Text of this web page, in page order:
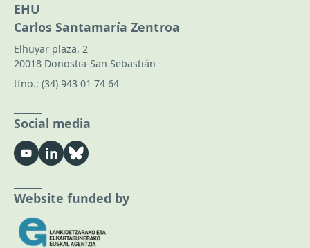
EHU
Carlos Santamaría Zentroa
Elhuyar plaza, 2
20018 Donostia-San Sebastián
tfno.: (34) 943 01 74 64
Social media
Website funded by